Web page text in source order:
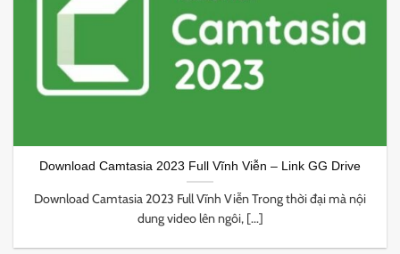
Download Camtasia 2023 Full Vĩnh Viễn – Link GG Drive
Download Camtasia 2023 Full Vĩnh Viễn Trong thời đại mà nội
dung video lên ngôi, [...]